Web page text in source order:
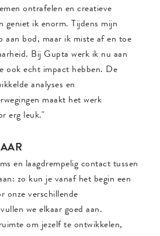
ontrafelen en creatieve
geniet ik enorm. Tijdens mijn
aan bod, maar ik miste af en toe
Bij Gupta werk ik nu aan
ook echt impact hebben. De
analyses en
maakt het werk
erg leuk."
en laagdrempelig contact tussen
zo kun je vanaf het begin een
onze verschillende
we elkaar goed aan.
om jezelf te ontwikkelen,